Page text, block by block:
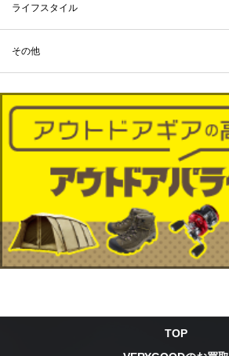
ライフスタイル
その他
TOP